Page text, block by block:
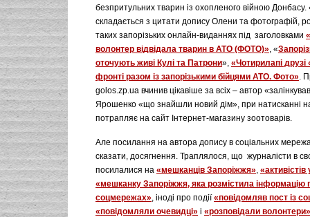
безпритульних тварин із охопленого війною
складається з цитати допису Олени та фотографій,
таких запорізьких онлайн-виданнях під заголовками
волонтер відвідала тварин в АТО (ФОТО)», «
оточують живі Кулі та Патрони», «Чотирилапі
фронті разом із запорізькими бійцями АТО. Фото».
golos.zp.ua вчинив цікавіше за всіх – автор
Ярошенко «що знайшли новий дім», при натисканні
потрапляє на сайт Інтернет-магазину зоотоварів.
Але посилання на автора допису в соціальних
сказати, досягнення. Траплялося, що журналісти в
посилалися на «мешканців Запоріжжя»,
«мешканку Запоріжжя, яка розмістила інформацію
соцмережах», іноді про події«повідомляв пост із
«повідомляли очевидці» і «розповідали волонтери»